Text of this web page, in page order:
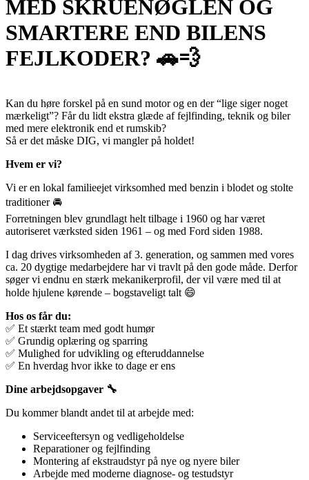
MED SKRUENØGLEN OG
SMARTERE END BILENS
FEJLKODER? 🚗💨
Kan du høre forskel på en sund motor og en der “lige siger noget
mærkeligt”? Får du lidt ekstra glæde af fejlfinding, teknik og biler
med mere elektronik end et rumskib?
Så er det måske DIG, vi mangler på holdet!
Hvem er vi?
Vi er en lokal familieejet virksomhed med benzin i blodet og stolte
traditioner 🚘
Forretningen blev grundlagt helt tilbage i 1960 og har været
autoriseret værksted siden 1961 – og med Ford siden 1988.
I dag drives virksomheden af 3. generation, og sammen med vores
ca. 20 dygtige medarbejdere har vi travlt på den gode måde. Derfor
søger vi endnu en stærk mekanikerprofil, der vil være med til at
holde hjulene kørende – bogstaveligt talt 😄
Hos os får du:
✅ Et stærkt team med godt humør
✅ Grundig oplæring og sparring
✅ Mulighed for udvikling og efteruddannelse
✅ En hverdag hvor ikke to dage er ens
Dine arbejdsopgaver 🔧
Du kommer blandt andet til at arbejde med:
Serviceeftersyn og vedligeholdelse
Reparationer og fejlfinding
Montering af ekstraudstyr på nye og nyere biler
Arbejde med moderne diagnose- og testudstyr